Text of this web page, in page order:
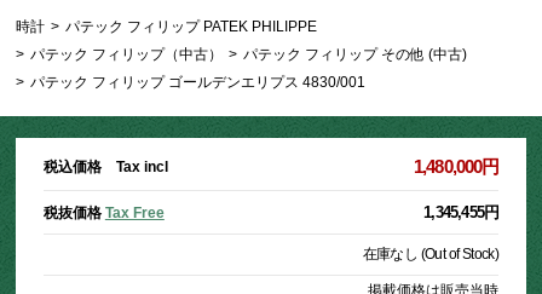
時計 > パテック フィリップ PATEK PHILIPPE
> パテック フィリップ（中古） > パテック フィリップ その他 (中古)
> パテック フィリップ ゴールデンエリプス 4830/001
税込価格 Tax incl 1,480,000円
税抜価格 Tax Free 1,345,455円
在庫なし (Out of Stock)
掲載価格は販売当時